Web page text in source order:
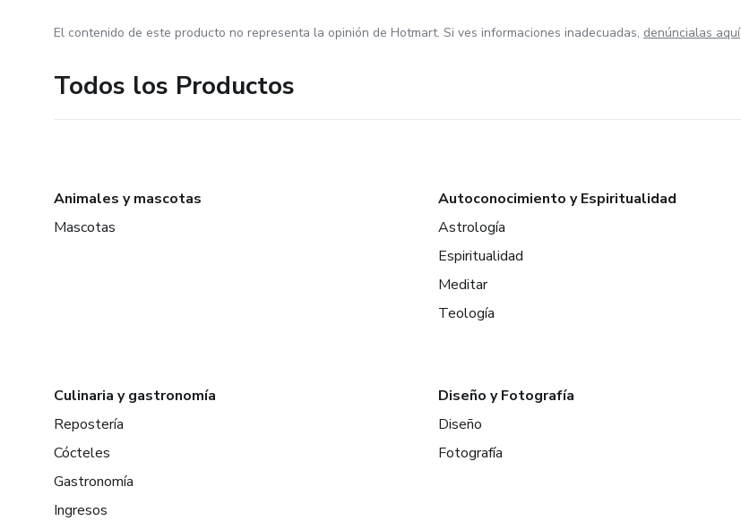
El contenido de este producto no representa la opinión de Hotmart. Si ves informaciones inadecuadas, denúncialas aquí
Todos los Productos
Animales y mascotas
Mascotas
Autoconocimiento y Espiritualidad
Astrología
Espiritualidad
Meditar
Teología
Culinaria y gastronomía
Repostería
Cócteles
Gastronomía
Ingresos
Diseño y Fotografía
Diseño
Fotografía